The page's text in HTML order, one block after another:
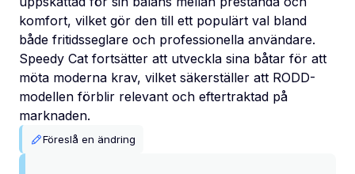
komfort, vilket gör den till ett populärt val bland
både fritidsseglare och professionella användare.
Speedy Cat fortsätter att utveckla sina båtar för att
möta moderna krav, vilket säkerställer att RODD-
modellen förblir relevant och eftertraktad på
marknaden.
Föreslå en ändring